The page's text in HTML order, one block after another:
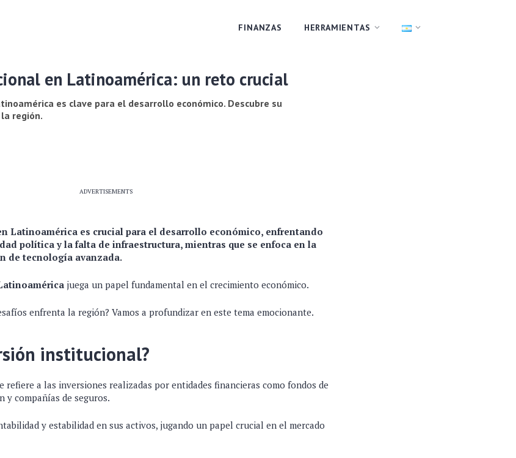
FINANZAS HERRAMIENTAS
en Latinoamérica: un reto crucial
es clave para el desarrollo económico. Descubre su
región.
ADVERTISEMENTS
Latinoamérica es crucial para el desarrollo económico, enfrentando
política y la falta de infraestructura, mientras que se enfoca en la
de tecnología avanzada.
juega un papel fundamental en el crecimiento económico.
enfrenta la región? Vamos a profundizar en este tema emocionante.
institucional?
refiere a las inversiones realizadas por entidades financieras como fondos de
y compañías de seguros.
y estabilidad en sus activos, jugando un papel crucial en el mercado